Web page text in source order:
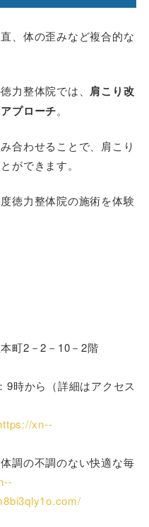
、体の歪みなど複合的な
力整体院では、 肩こり改
プローチ。
合わせることで、肩こり
ができます。
徳力整体院の施術を体験
町2－2－10－2階
時から（詳細はアクセス
xn--
調の不調のない快適な毎